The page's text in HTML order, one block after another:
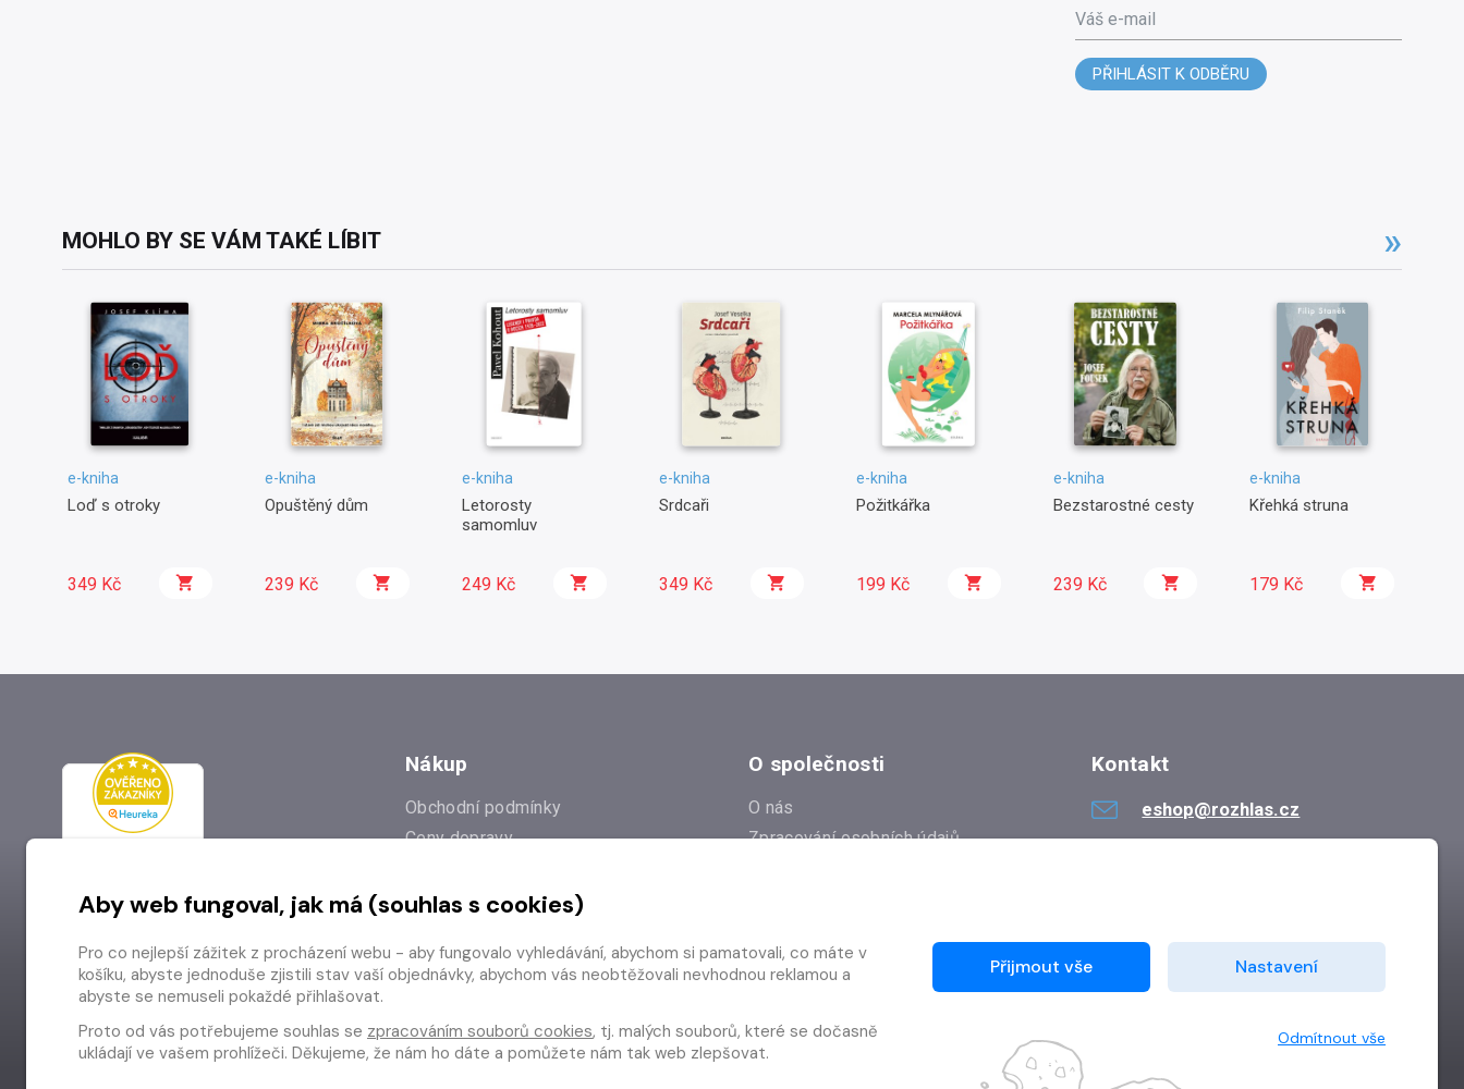
Váš e-mail
PŘIHLÁSIT K ODBĚRU
MOHLO BY SE VÁM TAKÉ LÍBIT
e-kniha
Loď s otroky
349 Kč
e-kniha
Opuštěný dům
239 Kč
e-kniha
Letorosty
samomluv
249 Kč
e-kniha
Srdcaři
349 Kč
e-kniha
Požitkářka
199 Kč
e-kniha
Bezstarostné cesty
239 Kč
e-kniha
Křehká struna
179 Kč
Nákup
Obchodní podmínky
Ceny dopravy
Prodejna
Odstoupení od smlouvy
O společnosti
O nás
Zpracování osobních údajů
Kontakt
eshop@rozhlas.cz
Aby web fungoval, jak má (souhlas s cookies)
Pro co nejlepší zážitek z procházení webu - aby fungovalo vyhledávání, abychom si pamatovali, co máte v
košíku, abyste jednoduše zjistili stav vaší objednávky, abychom vás neobtěžovali nevhodnou reklamou a
abyste se nemuseli pokaždé přihlašovat.
Proto od vás potřebujeme souhlas se zpracováním souborů cookies, tj. malých souborů, které se dočasně
ukládají ve vašem prohlížeči. Děkujeme, že nám ho dáte a pomůžete nám tak web zlepšovat.
Přijmout vše Nastavení
Odmítnout vše